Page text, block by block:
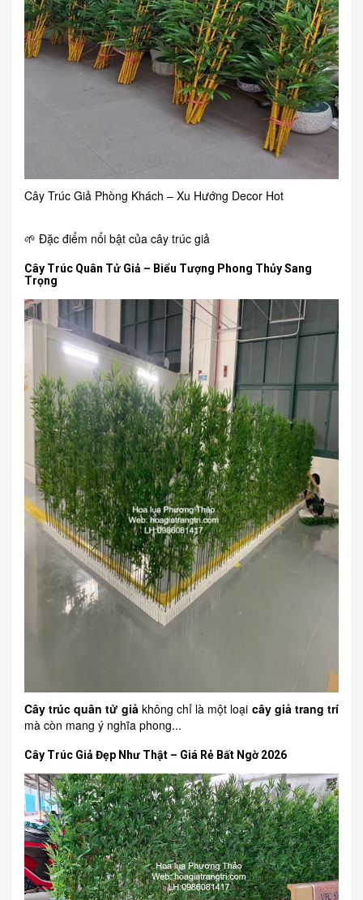
Cây Trúc Giả Phòng Khách – Xu Hướng Decor Hot
🌱 Đặc điểm nổi bật của cây trúc giả
Cây Trúc Quân Tử Giả – Biểu Tượng Phong Thủy Sang
Trọng
Cây trúc quân tử giả không chỉ là một loại cây giả trang trí
mà còn mang ý nghĩa phong...
Cây Trúc Giả Đẹp Như Thật – Giá Rẻ Bất Ngờ 2026